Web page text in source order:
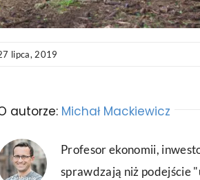
lipca, 2019
autorze: Michał Mackiewicz
Profesor ekonomii,
sprawdzają niż podejście